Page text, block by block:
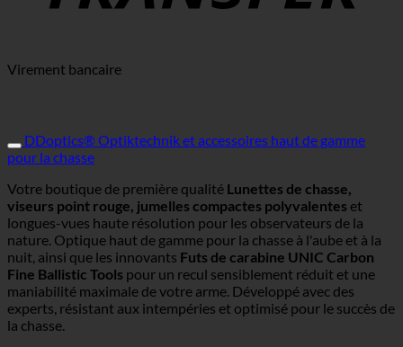
Virement bancaire
DDoptics® Optiktechnik et accessoires haut de gamme
pour la chasse
Votre boutique de première qualité Lunettes de chasse,
viseurs point rouge, jumelles compactes polyvalentes et
longues-vues haute résolution pour les observateurs de la
nature. Optique haut de gamme pour la chasse à l'aube et à la
nuit, ainsi que les innovants Futs de carabine UNIC Carbon
Fine Ballistic Tools pour un recul sensiblement réduit et une
maniabilité maximale de votre arme. Développé avec des
experts, résistant aux intempéries et optimisé pour le succès de
la chasse.